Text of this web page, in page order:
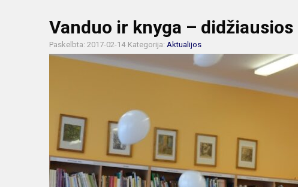
Vanduo ir knyga –
Paskelbta: 2017-02-14 Kategorija: Aktualijos